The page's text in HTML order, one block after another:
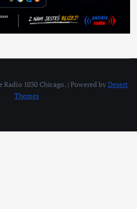
1030 Chicago. | Powered by Desert
Themes